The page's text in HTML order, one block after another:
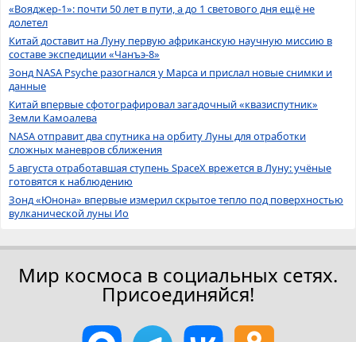
«Вояджер-1»: почти 50 лет в пути, а до 1 светового дня ещё не
долетел
Китай доставит на Луну первую африканскую научную миссию в
составе экспедиции «Чанъэ-8»
Зонд NASA Psyche разогнался у Марса и прислал новые снимки и
данные
Китай впервые сфотографировал загадочный «квазиспутник»
Земли Камоалева
NASA отправит два спутника на орбиту Луны для отработки
сложных маневров сближения
5 августа отработавшая ступень SpaceX врежется в Луну: учёные
готовятся к наблюдению
Зонд «Юнона» впервые измерил скрытое тепло под поверхностью
вулканической луны Ио
Мир космоса в социальных сетях.
Присоединяйся!